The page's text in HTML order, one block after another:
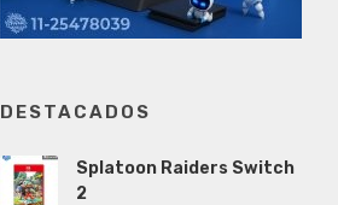
DESTACADOS
Splatoon Raiders Switch
2